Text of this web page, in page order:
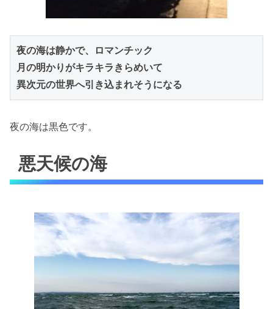
夜の海は静かで、ロマンチック
月の明かりがキラキラきらめいて
異次元の世界へ引き込まれそうになる
夜の海は黒色です。
悪天候の海